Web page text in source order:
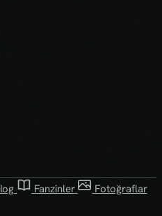
Fanzinler
Fotoğraflar